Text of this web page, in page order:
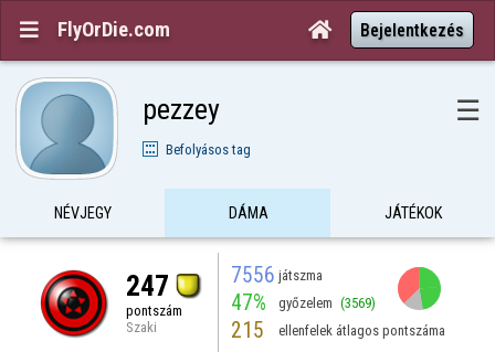
 FlyOrDie.com  Bejelentkezés
pezzey ☰
Befolyásos tag
NÉVJEGY DÁMA JÁTÉKOK
247
pontszám
Szaki
7556 játszma
47% győzelem (3569)
215 ellenfelek átlagos pontszáma